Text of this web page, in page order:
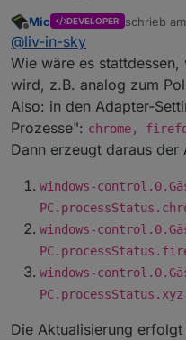
process
prozessnamen,
eine antwort als
in einem json
ein datenpunbkt
aber man muss beim
unüblich
Offline
Mic DEVELOPER schrieb am
zuletzt
@liv-in-sky
Wie wäre es
wird, z.B. analog zum
Also: in den Adapter-
Prozesse": chrome,
Dann erzeugt daraus der
windows-
windows-
windows-
PC.processStatus.xyz
Die Aktualisierung